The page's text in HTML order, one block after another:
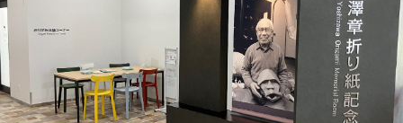
折り紙とその背景となる日本文化の紹介
に尽くしたことによる外務大臣賞を受
平成
4(1992)
年
81
歳
セビリア万国博覧会において、吉澤章の
作品「日本の四季」が展示される。